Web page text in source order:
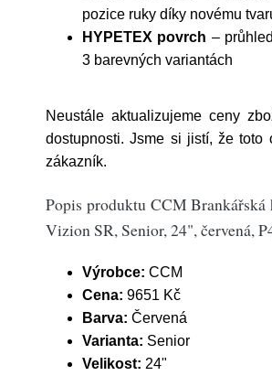
pozice ruky díky novému
HYPETEX povrch –
3 barevných variantách
Neustále aktualizujeme ceny
dostupnosti. Jsme si jistí, že toto
zákazník.
Popis produktu CCM
Vizion SR, Senior, 24", červená,
Výrobce: CCM
Cena: 9651 Kč
Barva: Červená
Varianta: Senior
Velikost: 24"